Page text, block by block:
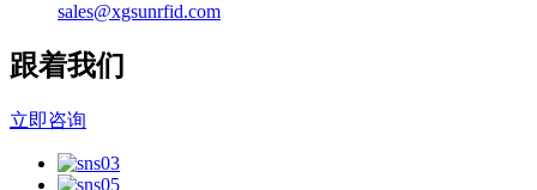
sales@xgsunrfid.com
跟着我们
立即咨询